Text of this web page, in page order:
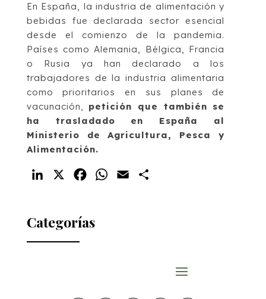
En España, la industria de alimentación y
bebidas fue declarada sector esencial
desde el comienzo de la pandemia.
Países como Alemania, Bélgica, Francia
o Rusia ya han declarado a los
trabajadores de la industria alimentaria
como prioritarios en sus planes de
vacunación, petición que también se
ha trasladado en España al
Ministerio de Agricultura, Pesca y
Alimentación.
LinkedIn FacebookWhatsApp
Email
Categorías